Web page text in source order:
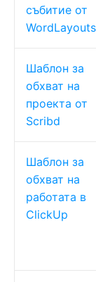
събитие от
WordLayouts
Шаблон за
обхват на
проекта от
Scribd
Шаблон за
обхват на
работата в
ClickUp